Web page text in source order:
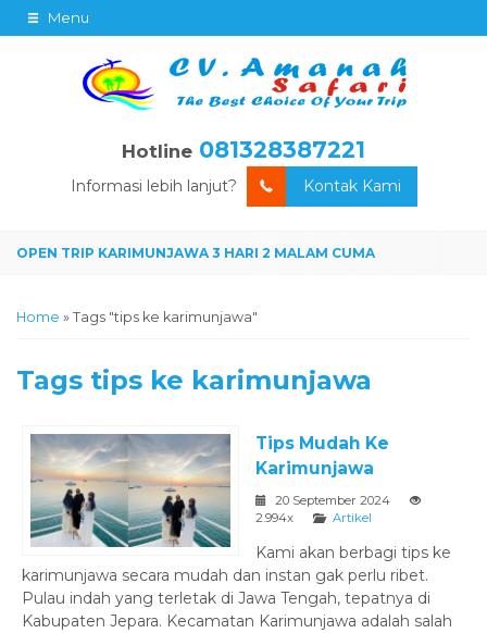
Menu
Hotline 081328387221
Informasi lebih lanjut? Kontak Kami
Home » Tags "tips ke karimunjawa"
Tags tips ke karimunjawa
Tips Mudah Ke
Karimunjawa
20 September 2024
2.994x
Artikel
Kami akan berbagi tips ke
karimunjawa secara mudah dan instan gak perlu ribet.
Pulau indah yang terletak di Jawa Tengah, tepatnya di
Kabupaten Jepara. Kecamatan Karimunjawa adalah salah